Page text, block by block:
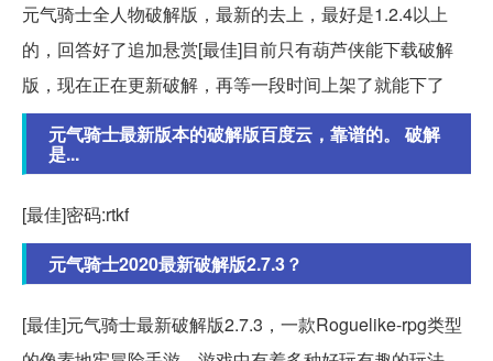
元气骑士全人物破解版，最新的去上，最好是1.2.4以上
的，回答好了追加悬赏[最佳]目前只有葫芦侠能下载破解
版，现在正在更新破解，再等一段时间上架了就能下了
元气骑士最新版本的破解版百度云，靠谱的。 破解
是...
[最佳]密码:rtkf
元气骑士2020最新破解版2.7.3？
[最佳]元气骑士最新破解版2.7.3，一款Roguelike-rpg类型